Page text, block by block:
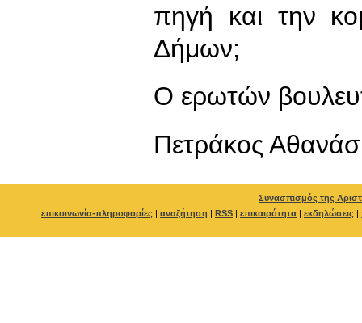
πηγή και την
Δήμων;
Ο ερωτών
Πετράκος
Συνασπισμός της
επικοινωνία-πληροφορίες | αναζήτηση | RSS | επικαιρότητα | εκδηλώσεις |